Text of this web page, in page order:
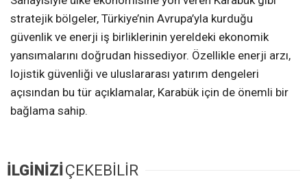
stratejik bölgeler, Türkiye’nin Avrupa’yla kurduğu
güvenlik ve enerji iş birliklerinin yereldeki ekonomik
yansımalarını doğrudan hissediyor. Özellikle enerji arzı,
lojistik güvenliği ve uluslararası yatırım dengeleri
açısından bu tür açıklamalar, Karabük için de önemli bir
bağlama sahip.
İLGİNİZİÇEKEBİLİR